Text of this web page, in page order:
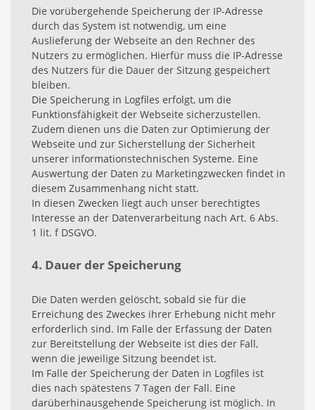
Die vorübergehende Speicherung der IP-Adresse
durch das System ist notwendig, um eine
Auslieferung der Webseite an den Rechner des
Nutzers zu ermöglichen. Hierfür muss die IP-Adresse
des Nutzers für die Dauer der Sitzung gespeichert
bleiben.
Die Speicherung in Logfiles erfolgt, um die
Funktionsfähigkeit der Webseite sicherzustellen.
Zudem dienen uns die Daten zur Optimierung der
Webseite und zur Sicherstellung der Sicherheit
unserer informationstechnischen Systeme. Eine
Auswertung der Daten zu Marketingzwecken findet in
diesem Zusammenhang nicht statt.
In diesen Zwecken liegt auch unser berechtigtes
Interesse an der Datenverarbeitung nach Art. 6 Abs.
1 lit. f DSGVO.
4. Dauer der Speicherung
Die Daten werden gelöscht, sobald sie für die
Erreichung des Zweckes ihrer Erhebung nicht mehr
erforderlich sind. Im Falle der Erfassung der Daten
zur Bereitstellung der Webseite ist dies der Fall,
wenn die jeweilige Sitzung beendet ist.
Im Falle der Speicherung der Daten in Logfiles ist
dies nach spätestens 7 Tagen der Fall. Eine
darüberhinausgehende Speicherung ist möglich. In